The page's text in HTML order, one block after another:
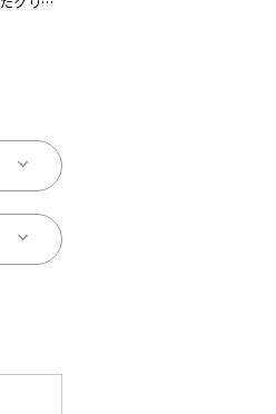
定